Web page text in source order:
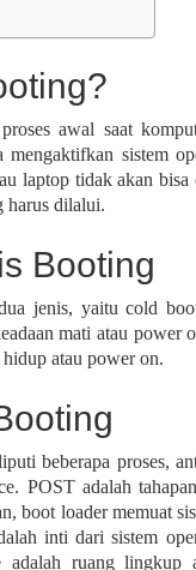
awal saat
mengaktifkan sistem
laptop tidak akan
harus dilalui.
Booting
jenis, yaitu cold
mati atau power
atau power on.
beberapa proses,
POST adalah
boot loader memuat
inti dari sistem
adalah ruang